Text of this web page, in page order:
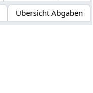
Übersicht Abgaben